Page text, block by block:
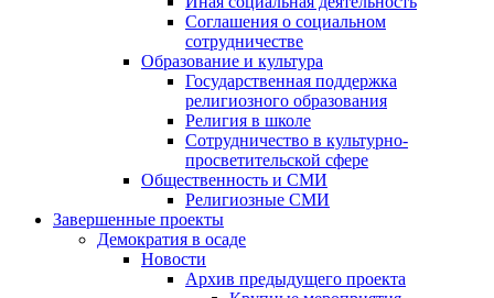
Соглашения о социальном
сотрудничестве
Образование и культура
Государственная поддержка
религиозного образования
Религия в школе
Сотрудничество в культурно-
просветительской сфере
Общественность и СМИ
Религиозные СМИ
Завершенные проекты
Демократия в осаде
Новости
Архив предыдущего проекта